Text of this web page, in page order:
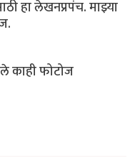
हा लेखनप्रपंच. माझ्या
काही फोटोज